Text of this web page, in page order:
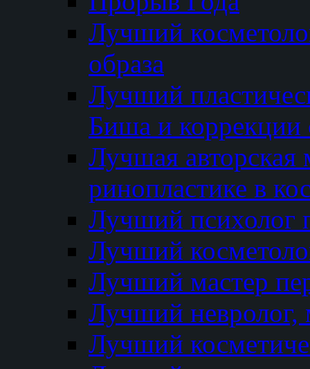
Лучший
образа
Лучший
Биша и коррекции
Лучшая авторская
ринопластике в
Лучший психолог
Лучший
Лучший мастер
Лучший невролог,
Лучший